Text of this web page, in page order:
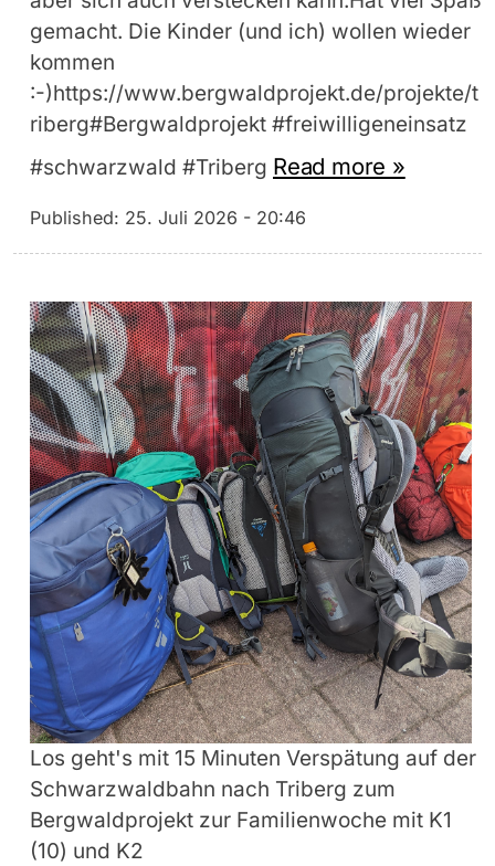
gemacht. Die Kinder (und ich) wollen wieder
kommen
:-)https://www.bergwaldprojekt.de/projekte/t
riberg#Bergwaldprojekt #freiwilligeneinsatz
#schwarzwald #Triberg Read more »
Published: 25. Juli 2026 - 20:46
Los geht's mit 15 Minuten Verspätung auf der
Schwarzwaldbahn nach Triberg zum
Bergwaldprojekt zur Familienwoche mit K1
(10) und K2